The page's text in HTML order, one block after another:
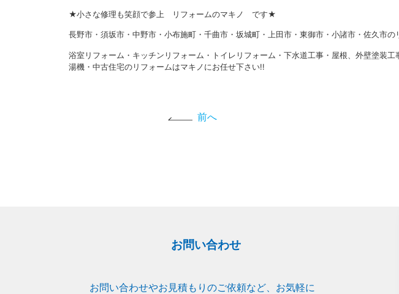
★小さな修理も笑顔で参上 リフォームのマキノ です★
長野市・須坂市・中野市・小布施町・千曲市・坂城町・上田市・東御市・小諸市・佐久市
浴室リフォーム・キッチンリフォーム・トイレリフォーム・下水道工事・屋根、外壁塗装
湯機・中古住宅のリフォームはマキノにお任せ下さい!!
前へ
お問い合わせ
お問い合わせやお見積もりのご依頼など、お気軽に